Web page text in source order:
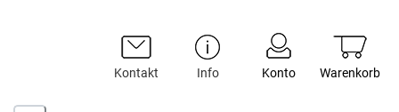
Warenkorb
Konto
Info
Kontakt